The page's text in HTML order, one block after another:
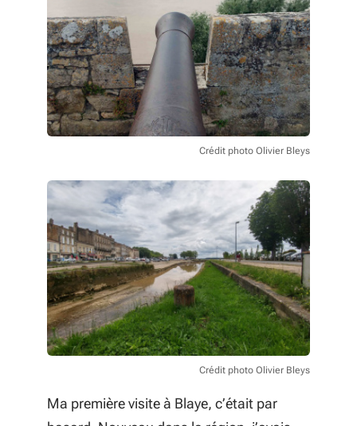
Crédit photo Olivier Bleys
Crédit photo Olivier Bleys
Ma première visite à Blaye, c’était par